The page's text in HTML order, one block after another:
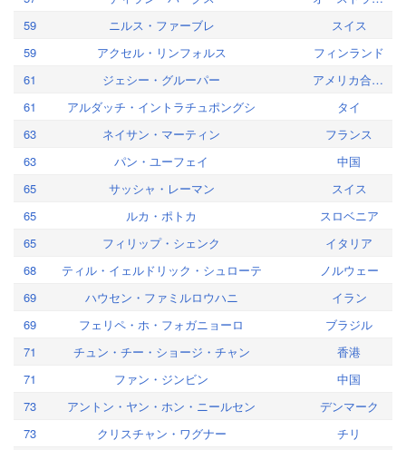
59
ニルス・ファーブレ
スイス
59
アクセル・リンフォルス
フィンランド
61
ジェシー・グルーパー
アメリカ合衆国
61
アルダッチ・イントラチュポングシ
タイ
63
ネイサン・マーティン
フランス
63
パン・ユーフェイ
中国
65
サッシャ・レーマン
スイス
65
ルカ・ポトカ
スロベニア
65
フィリップ・シェンク
イタリア
68
ティル・イェルドリック・シュローテ
ノルウェー
69
ハウセン・ファミルロウハニ
イラン
69
フェリペ・ホ・フォガニョーロ
ブラジル
71
チュン・チー・ショージ・チャン
香港
71
ファン・ジンビン
中国
73
アントン・ヤン・ホン・ニールセン
デンマーク
73
クリスチャン・ワグナー
チリ